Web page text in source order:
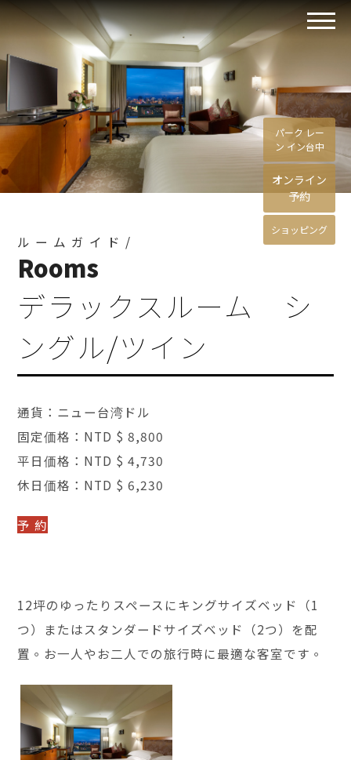
パーク レー
ン イン台中
オンライン
予約
ショッピング
ルームガイド/
Rooms
デラックスルーム シ
ングル/ツイン
通貨：ニュー台湾ドル
固定価格：NTD $ 8,800
平日価格：NTD $ 4,730
休日価格：NTD $ 6,230
予 約
12坪のゆったりスペースにキングサイズベッド（1
つ）またはスタンダードサイズベッド（2つ）を配
置。お一人やお二人での旅行時に最適な客室です。